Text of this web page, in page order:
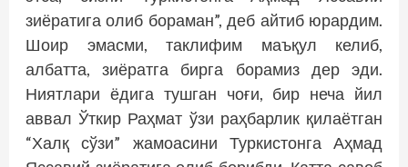
зиёратига олиб бораман”, деб айтиб юрардим.
Шоир эмасми, таклифим маъқул келиб,
албатта, зиёратга бирга борамиз дер эди.
Ниятлари ёдига тушган чоғи, бир неча йил
аввал Ўткир Раҳмат ўзи раҳбарлик қилаётган
“Халқ сўзи” жамоасини Туркистонга Аҳмад